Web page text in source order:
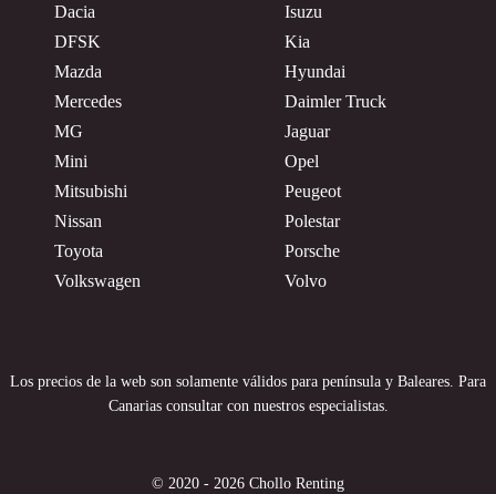
Dacia
DFSK
Mazda
Mercedes
MG
Mini
Mitsubishi
Nissan
Toyota
Volkswagen
Isuzu
Kia
Hyundai
Daimler Truck
Jaguar
Opel
Peugeot
Polestar
Porsche
Volvo
Los precios de la web son solamente válidos para península y Baleares. Para
Canarias consultar con nuestros especialistas.
© 2020 - 2026 Chollo Renting